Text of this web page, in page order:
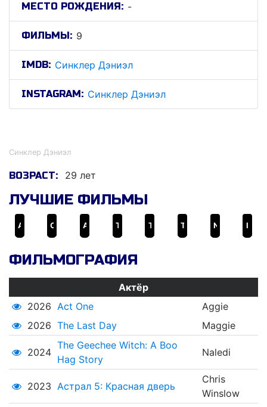
МЕСТО РОЖДЕНИЯ: -
ФИЛЬМЫ: 9
IMDB: Синклер Дэниэл
INSTAGRAM: Синклер Дэниэл
Синклер Дэниэл
ВОЗРАСТ: 29 лет
ЛУЧШИЕ ФИЛЬМЫ
ФИЛЬМОГРАФИЯ
Актёр
2026 Act One
Aggie
2026 The Last Day Maggie
2024
The Geechee Witch: A Boo
Hag Story
Naledi
2023 Астрал 5: Красная дверь
Chris
Winslow